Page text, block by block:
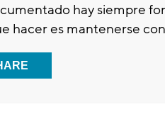
hay siempre
hacer es mantenerse